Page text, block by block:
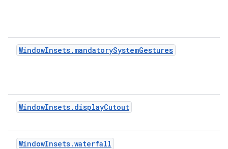
WindowInsets.mandatorySystemGestures
WindowInsets.displayCutout
WindowInsets.waterfall